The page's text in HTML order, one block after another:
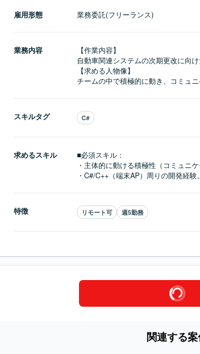
雇用形態 業務委託(フリーランス)
業務内容
【作業内容】
自動車関連システムの次期更改に向け
【求める人物像】
チームの中で積極的に動き、コミュ
スキルタグ C#
求めるスキル
■必須スキル：
・主体的に動ける積極性（コミュニ
・C#/C++（端末AP）周りの開発経験。
特徴 リモート可 週5勤務
関連する